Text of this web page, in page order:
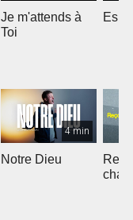
Je m'attends à
Toi
4 min
Notre Dieu
chant